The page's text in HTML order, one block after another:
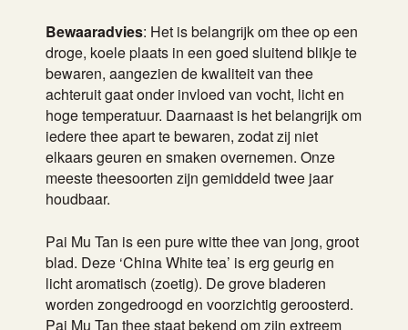
Bewaaradvies: Het is belangrijk om thee op een
droge, koele plaats in een goed sluitend blikje te
bewaren, aangezien de kwaliteit van thee
achteruit gaat onder invloed van vocht, licht en
hoge temperatuur. Daarnaast is het belangrijk om
iedere thee apart te bewaren, zodat zij niet
elkaars geuren en smaken overnemen. Onze
meeste theesoorten zijn gemiddeld twee jaar
houdbaar.
Pai Mu Tan is een pure witte thee van jong, groot
blad. Deze ‘China White tea’ is erg geurig en
licht aromatisch (zoetig). De grove bladeren
worden zongedroogd en voorzichtig geroosterd.
Pai Mu Tan thee staat bekend om zijn extreem